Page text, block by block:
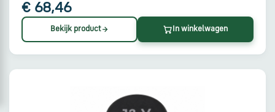
Handige
€ 68,46
Bekijk product In winkelwagen